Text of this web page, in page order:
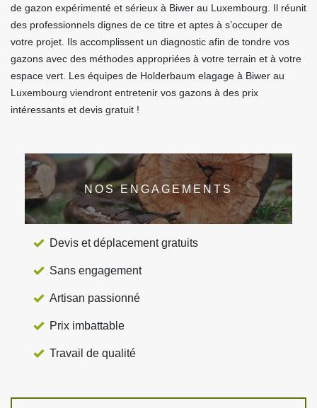
de gazon expérimenté et sérieux à Biwer au Luxembourg. Il réunit
des professionnels dignes de ce titre et aptes à s’occuper de
votre projet. Ils accomplissent un diagnostic afin de tondre vos
gazons avec des méthodes appropriées à votre terrain et à votre
espace vert. Les équipes de Holderbaum elagage à Biwer au
Luxembourg viendront entretenir vos gazons à des prix
intéressants et devis gratuit !
NOS ENGAGEMENTS
Devis et déplacement gratuits
Sans engagement
Artisan passionné
Prix imbattable
Travail de qualité